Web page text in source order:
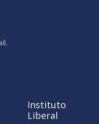
Instituto
Liberal